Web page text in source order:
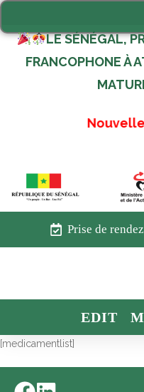
LE SÉNÉGAL,
FRANCOPHONE À
Prise de
EDIT
[medicamentlist]